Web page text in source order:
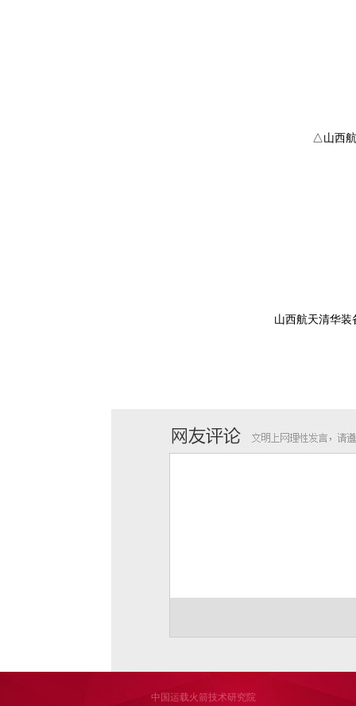
△山西航
山西航天清华装
中国运载火箭技术研究院